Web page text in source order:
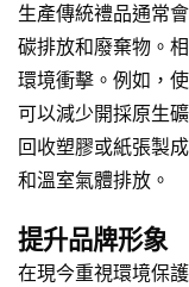
生產傳統禮品通常
碳排放和廢棄物。
環境衝擊。例如，
可以減少開採原生
回收塑膠或紙張製
和溫室氣體排放。
提升品牌形象
在現今重視環境保